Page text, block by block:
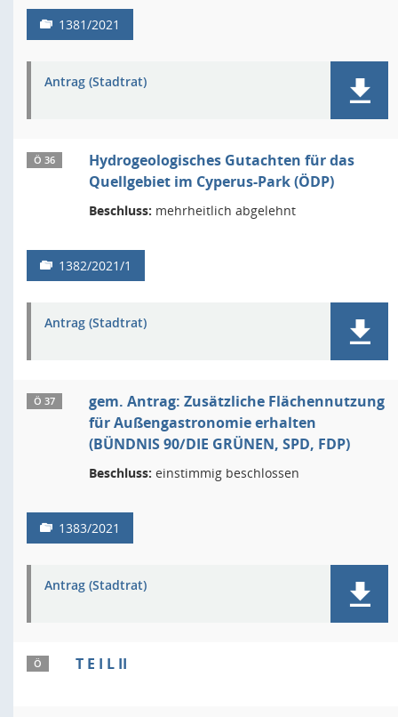
1381/2021
Antrag (Stadtrat)
Ö 36
Hydrogeologisches Gutachten für das
Quellgebiet im Cyperus-Park (ÖDP)
Beschluss: mehrheitlich abgelehnt
1382/2021/1
Antrag (Stadtrat)
Ö 37
gem. Antrag: Zusätzliche Flächennutzung
für Außengastronomie erhalten
(BÜNDNIS 90/DIE GRÜNEN, SPD, FDP)
Beschluss: einstimmig beschlossen
1383/2021
Antrag (Stadtrat)
Ö T E I L II